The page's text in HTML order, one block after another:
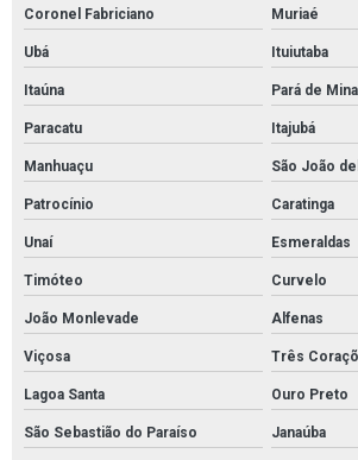
Tubos de aço carbono valor
Tubos e conexões de cobre
Válvula borboleta 4 com atuador pneumático
Válvula globo
Válvula globo em aço inox
Válvulas de segurança
Válvulas de segurança e alívio
Válvulas de segurança pressão
Válvulas em aço inox
Coronel Fabriciano Muriaé
Ubá Ituiutaba
Itaúna Pará de
Paracatu Itajubá
Manhuaçu São João
Patrocínio Caratinga
Unaí Esmeraldas
Timóteo Curvelo
João Monlevade Alfenas
Viçosa Três
Lagoa Santa Ouro Preto
São Sebastião do Paraíso Janaúba